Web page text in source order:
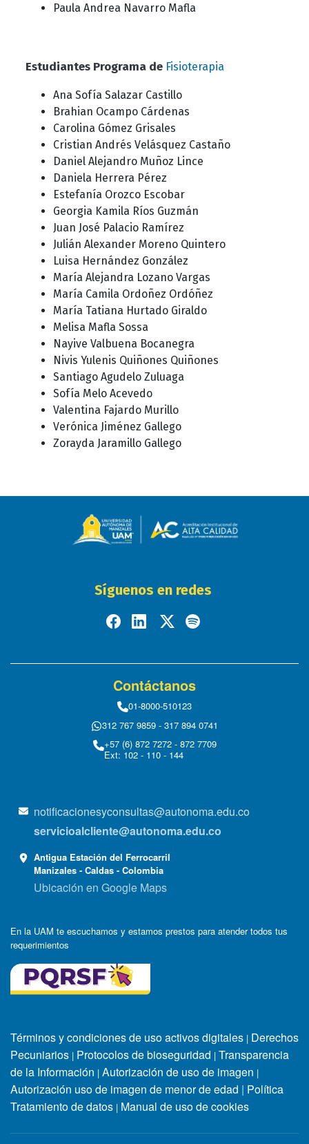
Paula Andrea Navarro Mafla
Estudiantes Programa de Fisioterapia
Ana Sofía Salazar Castillo
Brahian Ocampo Cárdenas
Carolina Gómez Grisales
Cristian Andrés Velásquez Castaño
Daniel Alejandro Muñoz Lince
Daniela Herrera Pérez
Estefanía Orozco Escobar
Georgia Kamila Ríos Guzmán
Juan José Palacio Ramírez
Julián Alexander Moreno Quintero
Luisa Hernández González
María Alejandra Lozano Vargas
María Camila Ordoñez Ordóñez
María Tatiana Hurtado Giraldo
Melisa Mafla Sossa
Nayive Valbuena Bocanegra
Nivis Yulenis Quiñones Quiñones
Santiago Agudelo Zuluaga
Sofía Melo Acevedo
Valentina Fajardo Murillo
Verónica Jiménez Gallego
Zorayda Jaramillo Gallego
Síguenos en redes
Contáctanos
01-8000-510123
312 767 9859 - 317 894 0741
+57 (6) 872 7272 - 872 7709
Ext: 102 - 110 - 144
notificacionesyconsultas@autonoma.edu.co
servicioalcliente@autonoma.edu.co
Antigua Estación del Ferrocarril
Manizales - Caldas - Colombia
Ubicación en Google Maps
En la UAM te escuchamos y estamos prestos para atender todos tus
requerimientos
Términos y condiciones de uso activos digitales | Derechos
Pecuniarios | Protocolos de bioseguridad | Transparencia
de la Información | Autorización de uso de imagen |
Autorización uso de imagen de menor de edad | Política
Tratamiento de datos | Manual de uso de cookies